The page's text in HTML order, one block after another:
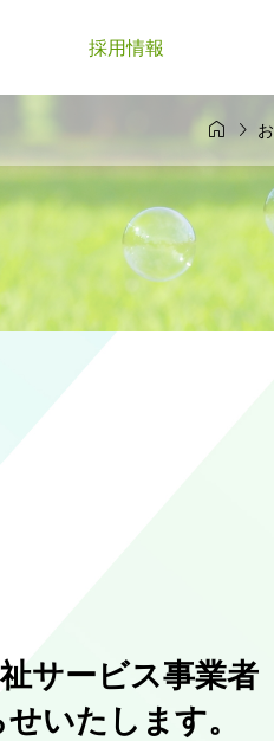
採用情報
 
サービス事業者
いたします。